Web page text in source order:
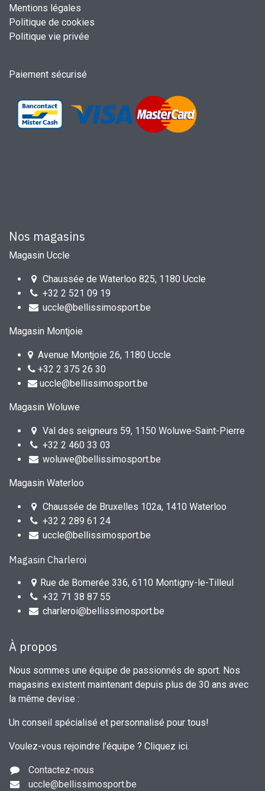
Mentions légales
Politique de cookies
Politique vie privée
Paiement sécurisé
Nos magasins
Magasin Uccle
Chaussée de Waterloo 825, 1180 Uccle
+32 2 521 09 19
uccle@bellissimosport.be
Magasin Montjoie
Avenue Montjoie 26, 1180 Uccle
+32 2 375 26 30
uccle@bellissimosport.be
Magasin Woluwe
Val des seigneurs 59, 1150 Woluwe-Saint-Pierre
+32 2 460 33 03
woluwe@bellissimosport.be
Magasin Waterloo
Chaussée de Bruxelles 102a, 1410 Waterloo
+32 2 289 61 24
uccle@bellissimosport.be
Magasin Charleroi
Rue de Bomerée 336, 6110 Montigny-le-Tilleul
+32 71 38 87 55
charleroi@bellissimosport.be
À propos
Nous sommes une équipe de passionnés de sport. Nos
magasins existent maintenant depuis plus de 30 ans avec
la même devise :
Un conseil spécialisé et personnalisé pour tous!
Voulez-vous rejoindre l'équipe ? Cliquez ici.
Contactez-nous
uccle@bellissimosport.be